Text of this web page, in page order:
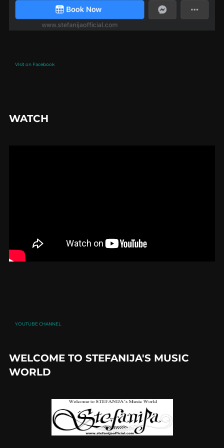
VIsit on Facebook
WATCH
YOUTUBE CHANNEL
WELCOME TO STEFANIJA'S MUSIC
WORLD